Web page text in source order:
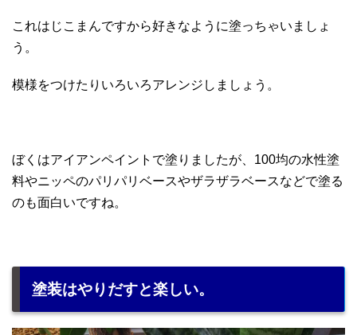
これはじこまんですから好きなように塗っちゃいましょ
う。
模様をつけたりいろいろアレンジしましょう。
ぼくはアイアンペイントで塗りましたが、100均の水性塗
料やニッペのパリパリベースやザラザラベースなどで塗る
のも面白いですね。
塗装はやりだすと楽しい。